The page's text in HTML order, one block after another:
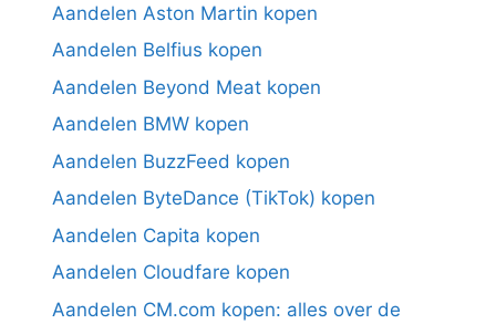
Aandelen Aston Martin kopen
Aandelen Belfius kopen
Aandelen Beyond Meat kopen
Aandelen BMW kopen
Aandelen BuzzFeed kopen
Aandelen ByteDance (TikTok) kopen
Aandelen Capita kopen
Aandelen Cloudfare kopen
Aandelen CM.com kopen: alles over de